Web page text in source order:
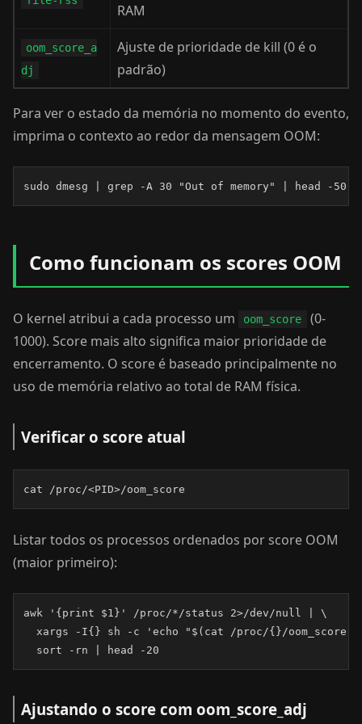
RAM
oom_score_a
dj
Ajuste de prioridade de kill (0 é o
padrão)
Para ver o estado da memória no momento do evento,
imprima o contexto ao redor da mensagem OOM:
sudo dmesg | grep -A 30 "Out of memory" | head -50
Como funcionam os scores OOM
O kernel atribui a cada processo um oom_score
(0-
1000). Score mais alto significa maior prioridade de
encerramento. O score é baseado principalmente no
uso de memória relativo ao total de RAM física.
Verificar o score atual
cat /proc/<PID>/oom_score
Listar todos os processos ordenados por score OOM
(maior primeiro):
awk '{print $1}' /proc/*/status 2>/dev/null | \
xargs -I{} sh -c 'echo "$(cat /proc/{}/oom_score
  sort -rn | head -20
Ajustando o score com oom_score_adj